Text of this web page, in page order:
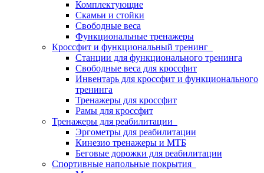
Комплектующие
Скамьи и стойки
Свободные веса
Функциональные тренажеры
Кроссфит и функциональный тренинг
Станции для функционального тренинга
Свободные веса для кроссфит
Инвентарь для кроссфит и функционального
тренинга
Тренажеры для кроссфит
Рамы для кроссфит
Тренажеры для реабилитации
Эргометры для реабилитации
Кинезио тренажеры и МТБ
Беговые дорожки для реабилитации
Спортивные напольные покрытия